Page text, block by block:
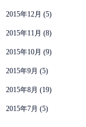
2015年12月 (5)
2015年11月 (8)
2015年10月 (9)
2015年9月 (5)
2015年8月 (19)
2015年7月 (5)